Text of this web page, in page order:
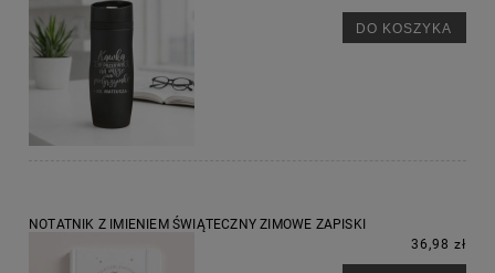
DO KOSZYKA
NOTATNIK Z IMIENIEM ŚWIĄTECZNY ZIMOWE ZAPISKI
36,98 zł